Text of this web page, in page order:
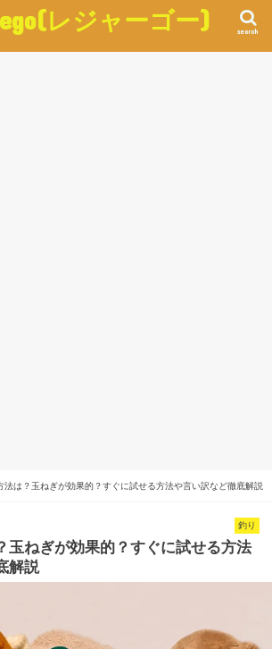
レジャーゴー) search
法は？玉ねぎが効果的？すぐに試せる方法や言い訳など徹底解説
釣り
玉ねぎが効果的？すぐに試せる方法
解説